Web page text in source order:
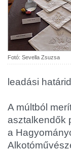
Fotó: Sevella Zsuzsa
leadási
A múltból
asztalkendők
a